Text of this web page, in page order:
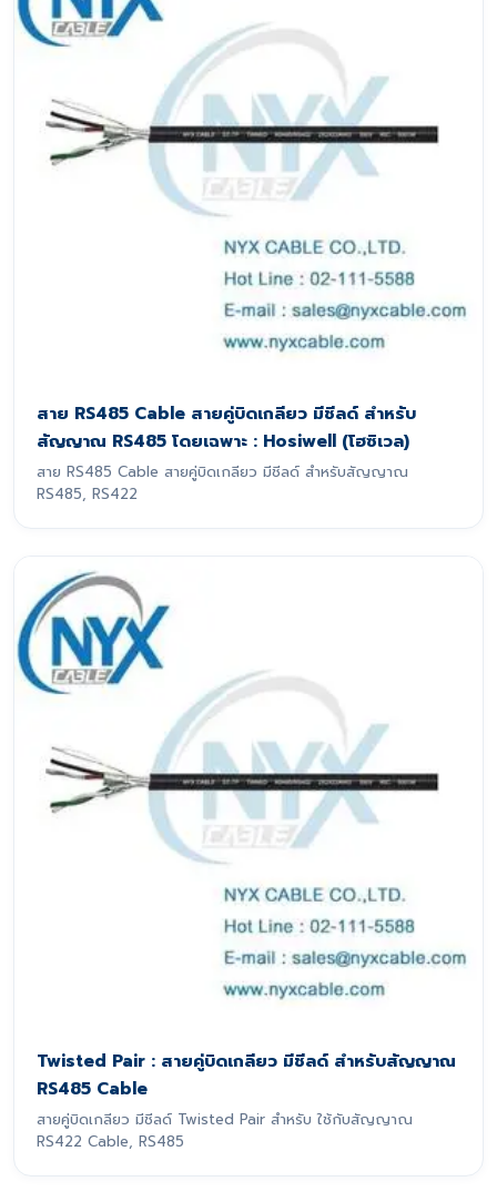
สาย RS485 Cable สายคู่บิดเกลียว มีชีลด์ สำหรับ
สัญญาณ RS485 โดยเฉพาะ : Hosiwell (โฮซิเวล)
สาย RS485 Cable สายคู่บิดเกลียว มีชีลด์ สำหรับสัญญาณ
RS485, RS422
Twisted Pair : สายคู่บิดเกลียว มีชีลด์ สำหรับสัญญาณ
RS485 Cable
สายคู่บิดเกลียว มีชีลด์ Twisted Pair สำหรับ ใช้กับสัญญาณ
RS422 Cable, RS485